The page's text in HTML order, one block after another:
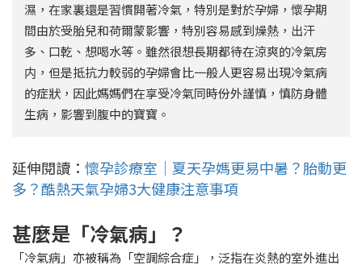
濕，在家裏還是習慣開著冷氣，特別是對於孕婦，懷孕期
間由於受胎兒和荷爾蒙影響，特別容易感到燥熱，出汗
多、口乾、想喝水等。雖然很想長期都待在涼爽的冷氣房
内，但是抵抗力較弱的孕婦會比一般人更容易出現冷氣病
的症狀，因此媽媽們在享受冷氣同時份外謹慎，慎防身體
生病，影響到腹中的寶寶。
延伸閱讀： 懷孕診療室｜夏天孕媽更易中暑？胎動更
多？酷熱天氣孕婦3大健康注意事項
甚麼是「冷氣病」？
「冷氣病」亦被稱為「空調綜合症」，泛指在炎熱的室外進出